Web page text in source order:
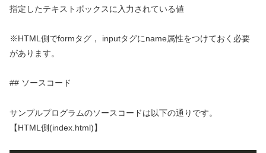
指定したテキストボックスに入力されている値
※HTML側でformタグ， inputタグにname属性をつけておく必要
があります。
## ソースコード
サンプルプログラムのソースコードは以下の通りです。
【HTML側(index.html)】